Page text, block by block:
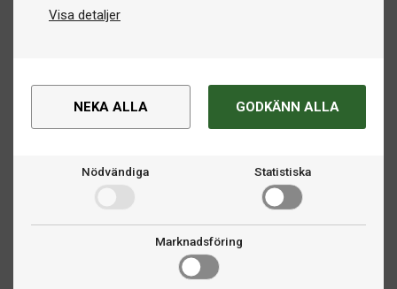
Visa detaljer
NEKA ALLA GODKÄNN ALLA
Nödvändiga Statistiska
Marknadsföring